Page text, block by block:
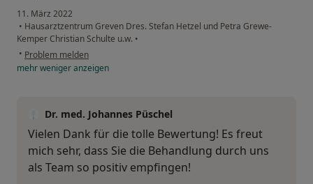
11. März 2022
• Hausarztzentrum Greven Dres. Stefan Hetzel und Petra Grewe-
Kemper Christian Schulte u.w. •
• Problem melden
mehrwenigeranzeigen
Dr. med. Johannes Püschel
Vielen Dank für die tolle Bewertung! Es freut
mich sehr, dass Sie die Behandlung durch uns
als Team so positiv empfingen!